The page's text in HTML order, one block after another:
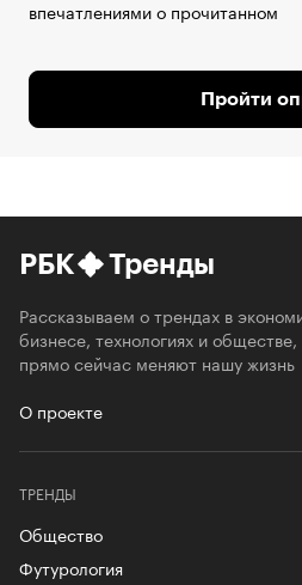
впечатлениями о прочитанном
Пройти
РБК Тренды
Рассказываем о трендах в
бизнесе, технологиях и
прямо сейчас меняют нашу жизнь
О проекте
ТРЕНДЫ
Общество
Футурология